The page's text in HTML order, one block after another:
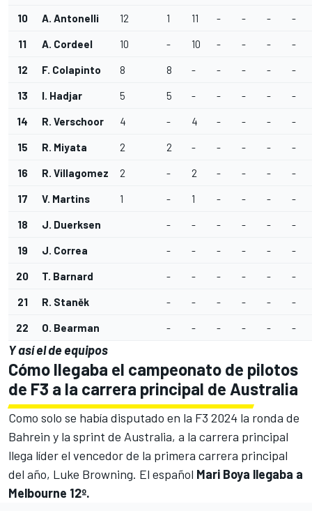
10 A. Antonelli 12 1 11 - - - -
11 A. Cordeel 10 - 10 - - - -
12 F. Colapinto 8 8 - - - - -
13 I. Hadjar 5 5 - - - - -
14 R. Verschoor 4 - 4 - - - -
15 R. Miyata 2 2 - - - - -
16 R. Villagomez 2 - 2 - - - -
17 V. Martins 1 - 1 - - - -
18 J. Duerksen - - - - - -
19 J. Correa - - - - - -
20 T. Barnard - - - - - -
21 R. Staněk - - - - - -
22 O. Bearman - - - - - -
Y así el de equipos
Cómo llegaba el campeonato de pilotos
de F3 a la carrera principal de Australia
Como solo se había disputado en la F3 2024 la ronda de
Bahrein y la sprint de Australia, a la carrera principal
llega líder el vencedor de la primera carrera principal
del año, Luke Browning. El español Mari Boya llegaba a
Melbourne 12º.